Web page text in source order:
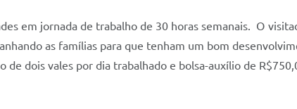
em jornada de trabalho de 30 horas semanais. O
as famílias para que tenham um bom
dois vales por dia trabalhado e bolsa-auxílio de